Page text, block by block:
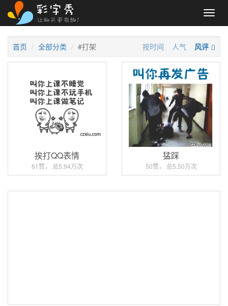
首页 全部分类 #打架 按时间 人气 风评
挨打QQ表情
61赞， 总5.94万次
猛踩
50赞， 总5.50万次